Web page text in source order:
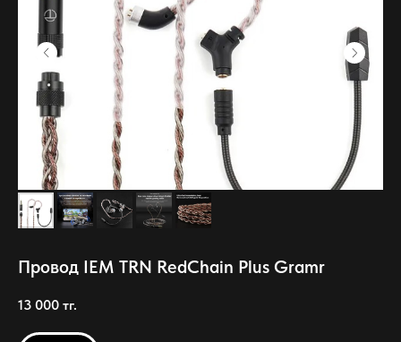
Провод IEM TRN RedChain Plus Gramr
13 000 тг.